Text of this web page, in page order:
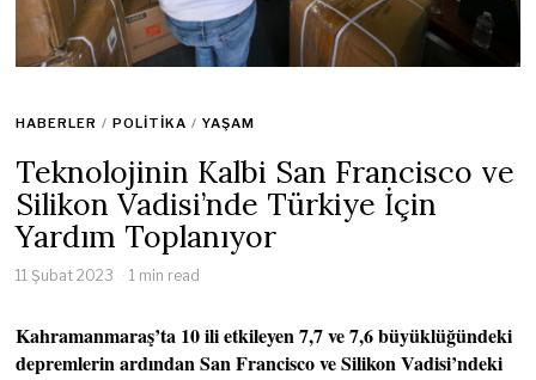
HABERLER / POLITIKA / YAŞAM
Teknolojinin Kalbi San Francisco ve
Silikon Vadisi’nde Türkiye İçin
Yardım Toplanıyor
11 Şubat 2023 1 min read
Kahramanmaraş’ta 10 ili etkileyen 7,7 ve 7,6 büyüklüğündeki
depremlerin ardından San Francisco ve Silikon Vadisi’ndeki